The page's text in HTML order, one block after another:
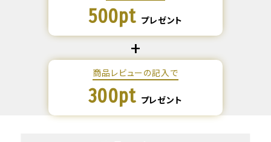
500pt プレゼント
商品レビューの記入で
300pt プレゼント